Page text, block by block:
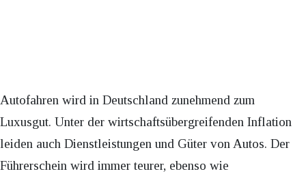
Autofahren wird in Deutschland zunehmend zum
Luxusgut. Unter der wirtschaftsübergreifenden Inflation
leiden auch Dienstleistungen und Güter von Autos. Der
Führerschein wird immer teurer, ebenso wie